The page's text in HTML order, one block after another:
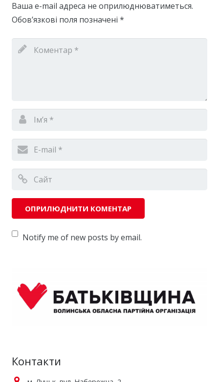
Ваша e-mail адреса не оприлюднюватиметься.
Обов’язкові поля позначені *
Notify me of new posts by email.
Контакти